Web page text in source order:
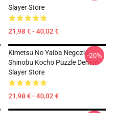
Slayer Store
21,98 € - 40,02 €
Kimetsu No Yaiba Negozio -
Shinobu Kocho Puzzle Demon
Slayer Store
21,98 € - 40,02 €
-20%